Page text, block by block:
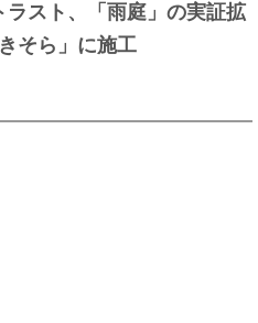
スト、「雨庭」の実証拡
そら」に施工